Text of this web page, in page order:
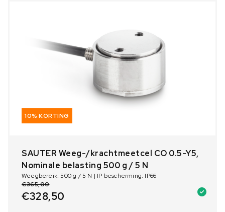
10% KORTING
SAUTER Weeg-/krachtmeetcel CO 0.5-Y5,
Nominale belasting 500 g / 5 N
Weegbereik: 500 g / 5 N | IP bescherming: IP66
€365,00
€328,50